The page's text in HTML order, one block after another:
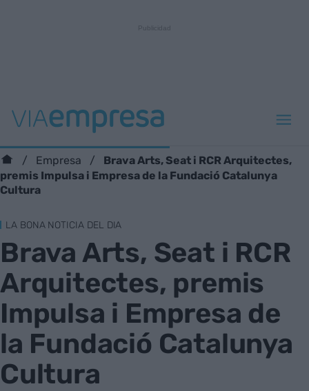
Empresa
Brava Arts, Seat i RCR Arquitectes,
premis Impulsa i Empresa de la Fundació Catalunya
Cultura
LA BONA NOTICIA DEL DIA
Brava Arts, Seat i RCR
Arquitectes, premis
Impulsa i Empresa de
la Fundació Catalunya
Cultura